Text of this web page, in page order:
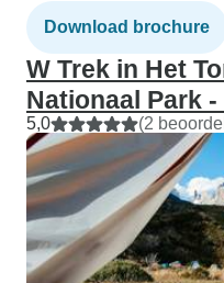
Download brochure
W Trek in Het
Nationaal Park
5,0 (2